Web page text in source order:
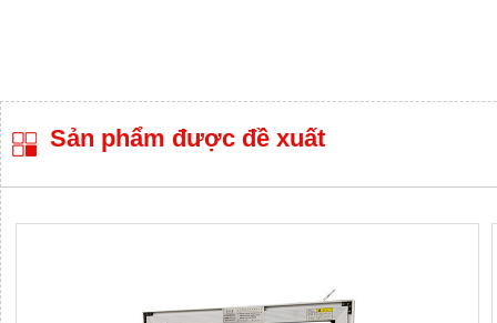
Sản phẩm được đề xuất